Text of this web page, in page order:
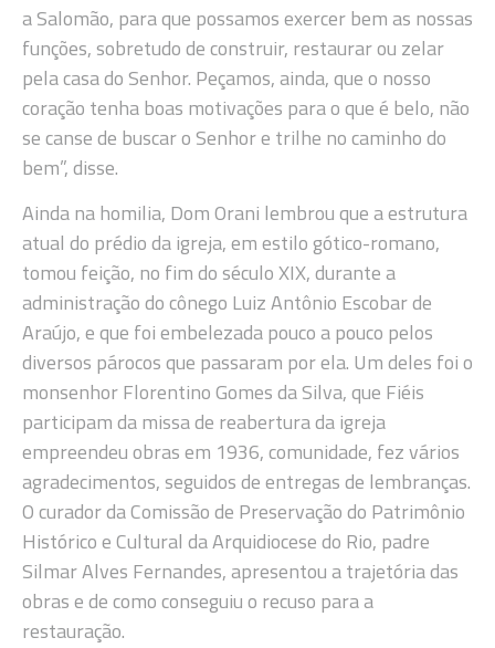
a Salomão, para que possamos exercer bem as nossas
funções, sobretudo de construir, restaurar ou zelar
pela casa do Senhor. Peçamos, ainda, que o nosso
coração tenha boas motivações para o que é belo, não
se canse de buscar o Senhor e trilhe no caminho do
bem”, disse.
Ainda na homilia, Dom Orani lembrou que a estrutura
atual do prédio da igreja, em estilo gótico-romano,
tomou feição, no fim do século XIX, durante a
administração do cônego Luiz Antônio Escobar de
Araújo, e que foi embelezada pouco a pouco pelos
diversos párocos que passaram por ela. Um deles foi o
monsenhor Florentino Gomes da Silva, que Fiéis
participam da missa de reabertura da igreja
empreendeu obras em 1936, comunidade, fez vários
agradecimentos, seguidos de entregas de lembranças.
O curador da Comissão de Preservação do Patrimônio
Histórico e Cultural da Arquidiocese do Rio, padre
Silmar Alves Fernandes, apresentou a trajetória das
obras e de como conseguiu o recuso para a
restauração.